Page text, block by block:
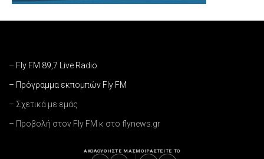
– Fly FM 89,7 Live Radio
– Πρόγραμμα εκπομπών Fly FM
– Σχετικά με εμάς
– Προβολή στον Fly FM κ στο flynews.gr
ΑΚΟΛΟΥΘΗΣΤΕ ΜΑΣΜΟΙΡΑΣΤΕΙΤΕ ΤΟ